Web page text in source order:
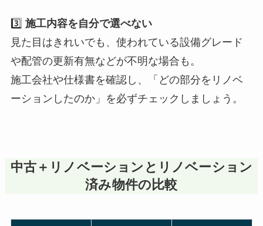
3️⃣ 施工内容を自分で選べない
見た目はきれいでも、使われている設備グレード
や配管の更新有無などが不明な場合も。
施工会社や仕様書を確認し、「どの部分をリノベ
ーションしたのか」を必ずチェックしましょう。
中古＋リノベーションとリノベーション
済み物件の比較